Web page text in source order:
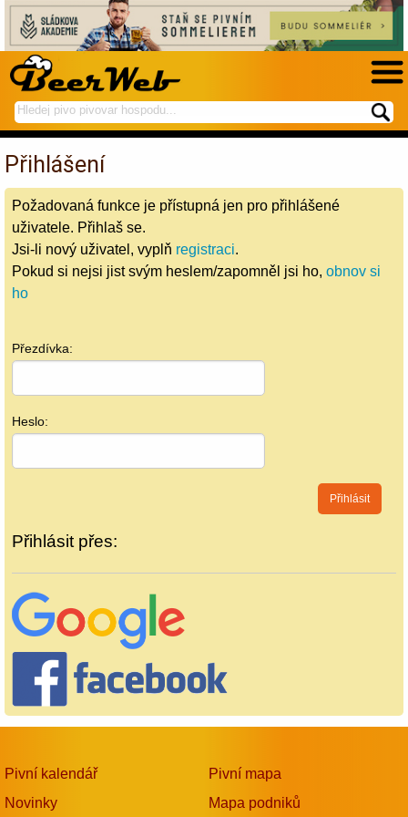
hledej
na
BeerWeb
spustí
hledání
Přihlášení
Požadovaná funkce je přístupná jen pro přihlášené
uživatele. Přihlaš se.
Jsi-li nový uživatel, vyplň registraci.
Pokud si nejsi jist svým heslem/zapomněl jsi ho, obnov si
ho
Přezdívka:
Heslo:
Přihlásit přes:
Pivní kalendář
Novinky
Pivní mapa
Mapa podniků